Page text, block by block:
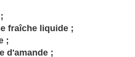
fraîche liquide ;
;
d'amande ;